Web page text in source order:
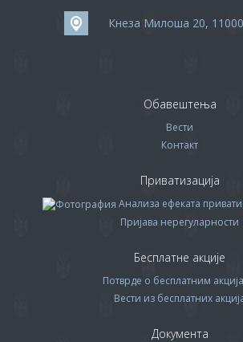
Кнеза Милоша 20,
Обавештења
Вести
Контакт
Приватизација
Анализа ефеката
Пријава нерегуларности
Бесплатне акције
Потврде о бесплатним
Вести из бесплатних
Документа